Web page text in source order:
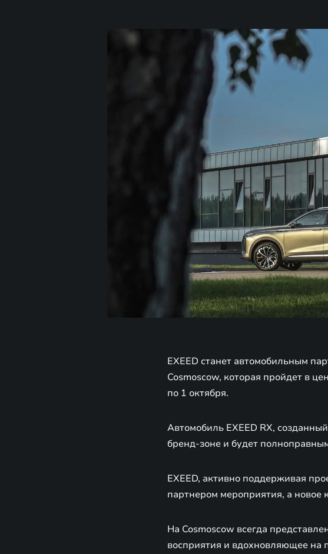
EXEED станет автомобильным
Cosmoscow, которая пройдет в
по 1 октября.
Автомобиль EXEED RX,
бренд-зоне и будет
EXEED, активно поддерживая
партнером мероприятия, а новое
На Cosmoscow всегда
восприятия и вдохновляющее на